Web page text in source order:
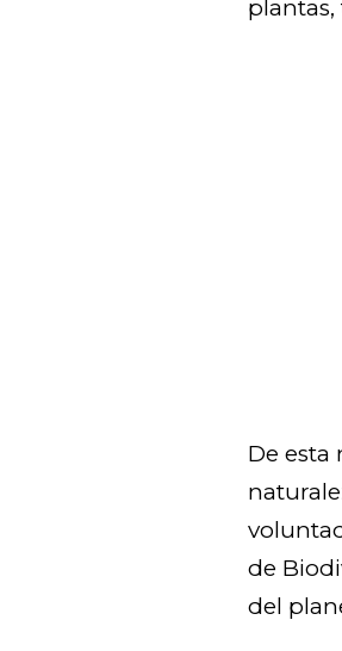
De esta
de
del